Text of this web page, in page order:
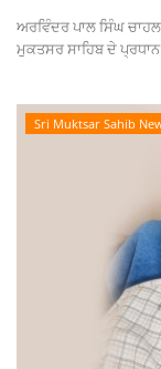
ਅਰਵਿੰਦਰ ਪਾਲ ਸਿੰਘ
ਮੁਕਤਸਰ ਸਾਹਿਬ ਦੇ
Sri Muktsar Sahib